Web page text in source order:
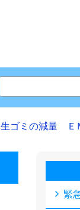
生ゴミの減量 Ｅ
緊